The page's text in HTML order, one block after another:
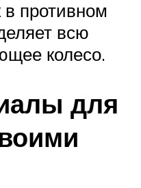
в противном
всю
колесо.
для